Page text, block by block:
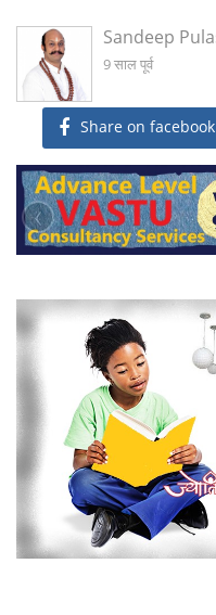
Sandeep
9 साल पूर्व
Share on facebook
‹